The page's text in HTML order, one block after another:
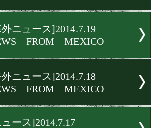
[海外ニュース]2014.7.20
岡田が計量パス
[海外ニュース]2014.7.19
NEWS FROM MEXICO